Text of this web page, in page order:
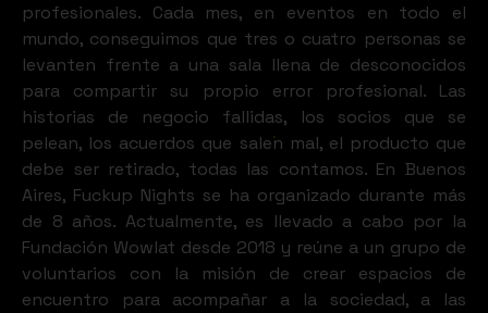
WHAT A FUN IN
BUENOS AIRES
LOOKS LIKE
profesionales. Cada mes, en eventos en todo el
mundo, conseguimos que tres o cuatro personas se
levanten frente a una sala llena de desconocidos
para compartir su propio error profesional. Las
historias de negocio fallidas, los socios que se
pelean, los acuerdos que salen mal, el producto que
debe ser retirado, todas las contamos. En Buenos
Aires, Fuckup Nights se ha organizado durante más
de 8 años. Actualmente, es llevado a cabo por la
Fundación Wowlat desde 2018 y reúne a un grupo de
voluntarios con la misión de crear espacios de
encuentro para acompañar a la sociedad, a las